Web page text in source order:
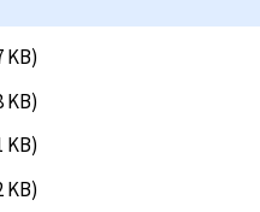
KB)
KB)
KB)
KB)